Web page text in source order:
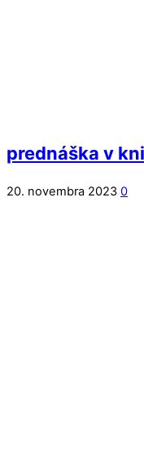
prednáška v
20. novembra 2023 0